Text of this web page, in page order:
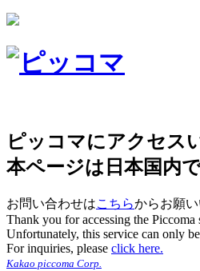
ピッコマにアクセス
本ページは日本国内
お問い合わせはこちらからお願い
Thank you for accessing the Piccoma
Unfortunately, this service can only
For inquiries, please click here.
Kakao piccoma Corp.